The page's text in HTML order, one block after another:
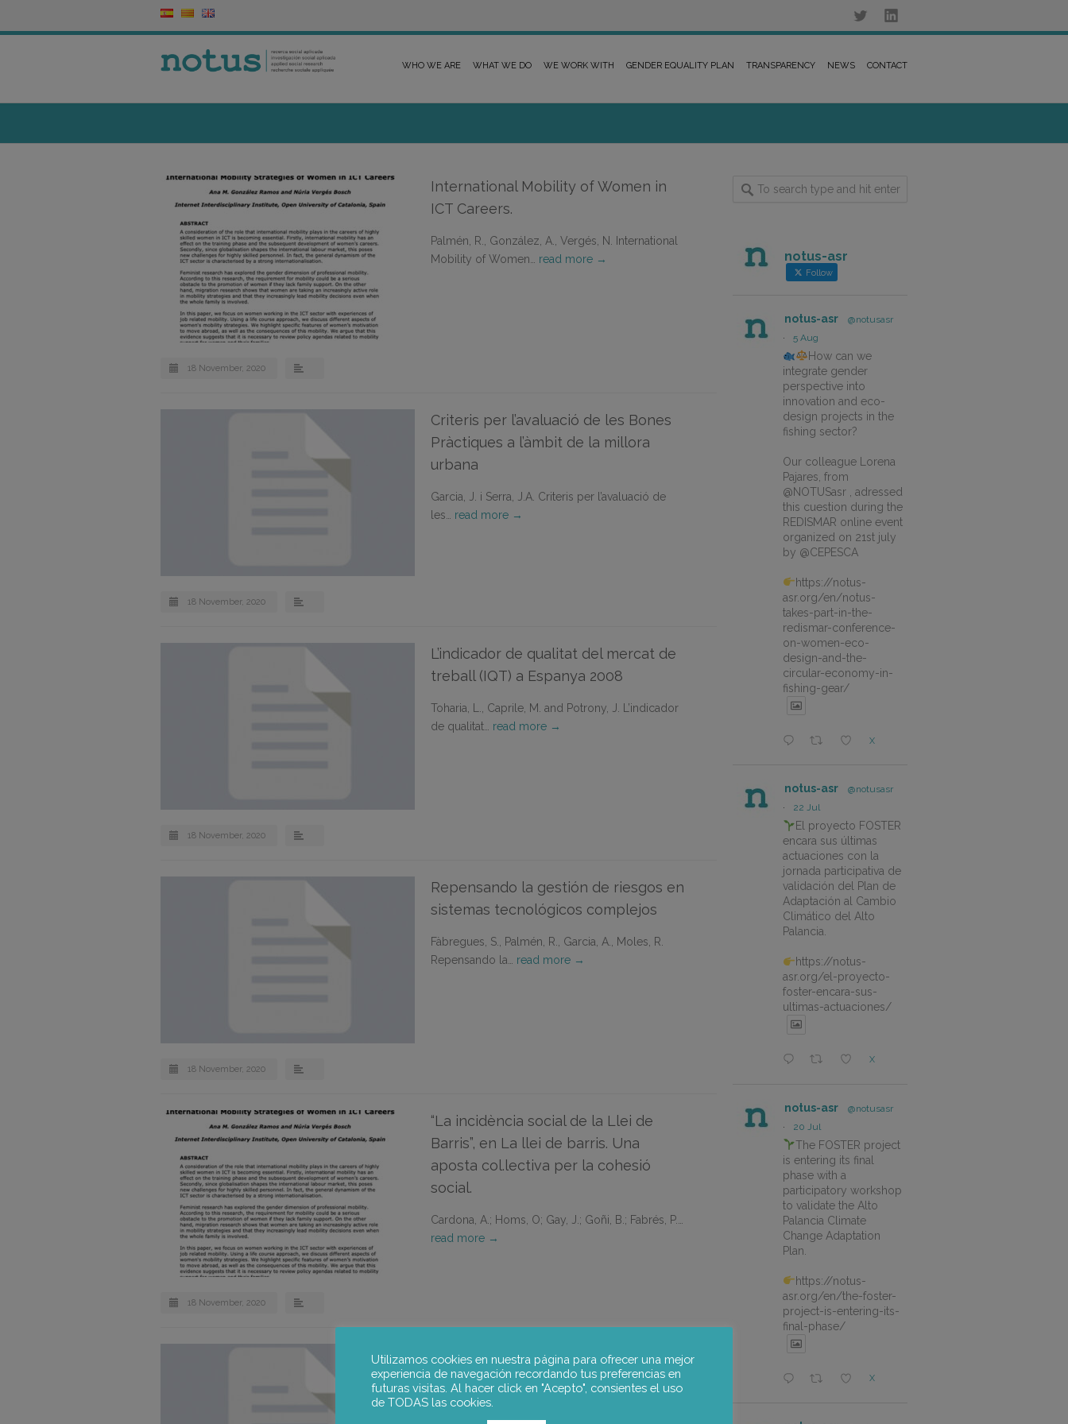
WHO WE ARE WHAT WE DO WE WORK WITH GENDER EQUALITY PLAN TRANSPARENCY NEWS CONTACT
International Mobility of Women in
ICT Careers.
Palmén, R., González, A., Vergés, N. International
Mobility of Women… read more →
18 November, 2020
Criteris per l’avaluació de les Bones
Pràctiques a l’àmbit de la millora
urbana
Garcia, J. i Serra, J.A. Criteris per l’avaluació de
les… read more →
18 November, 2020
L’indicador de qualitat del mercat de
treball (IQT) a Espanya 2008
Toharia, L., Caprile, M. and Potrony, J. L’indicador
de qualitat… read more →
18 November, 2020
Repensando la gestión de riesgos en
sistemas tecnológicos complejos
Fàbregues, S., Palmén, R., Garcia, A., Moles, R.
Repensando la… read more →
18 November, 2020
“La incidència social de la Llei de
Barris”, en La llei de barris. Una
aposta col.lectiva per la cohesió
social.
Cardona, A.; Homs, O; Gay, J.; Goñi, B.; Fabrés, P.…
read more →
18 November, 2020
Engaging with variable pay: A
comparative study of the metal
industry.
notus-asr
Follow
notus-asr
@notusasr
·
5 Aug
How can we
integrate gender
perspective into
innovation and eco-
design projects in the
fishing sector?
Our colleague Lorena
Pajares, from
@NOTUSasr , adressed
this cuestion during the
REDISMAR online event
organized on 21st july
by @CEPESCA
https://notus-
asr.org/en/notus-
takes-part-in-the-
redismar-conference-
on-women-eco-
design-and-the-
circular-economy-in-
fishing-gear/
X
notus-asr
@notusasr
·
22 Jul
El proyecto FOSTER
encara sus últimas
actuaciones con la
jornada participativa de
validación del Plan de
Adaptación al Cambio
Climático del Alto
Palancia.
https://notus-
asr.org/el-proyecto-
foster-encara-sus-
ultimas-actuaciones/
X
notus-asr
@notusasr
·
20 Jul
The FOSTER project
is entering its final
phase with a
participatory workshop
to validate the Alto
Palancia Climate
Change Adaptation
Plan.
https://notus-
asr.org/en/the-foster-
project-is-entering-its-
final-phase/
X
Utilizamos cookies en nuestra página para ofrecer una mejor
experiencia de navegación recordando tus preferencias en
futuras visitas. Al hacer click en "Acepto", consientes el uso
de TODAS las cookies.